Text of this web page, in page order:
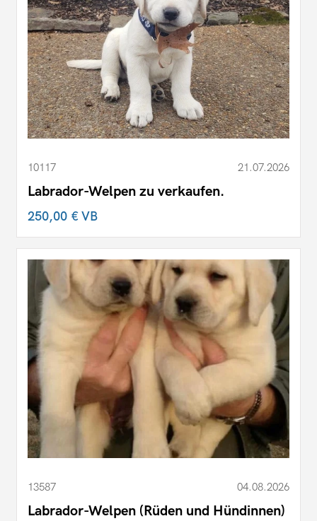
10117 21.07.2026
Labrador-Welpen zu verkaufen.
250,00 €VB
13587 04.08.2026
Labrador-Welpen (Rüden und Hündinnen)